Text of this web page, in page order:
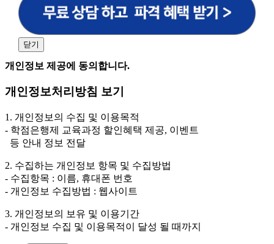
비스 신상품이나 이벤트, 최신 정보 안내 등 신청자의 취
향에 맞는 최적의 서비스를 제공하기 위함.
어, 해커스일본어, 해커스잡, 해커스금융, 해커스임용, 해커스공무
원, 해커스경찰, 해커스소방, 해커스공인중개사, 해커스주택관리
사, 해커스편입 등)
3. 개인정보 보유/이용 기간: 법령상 정하는 경우를 제
외하고는 회원탈퇴 시까지 이용 및 보관합니다. 단, 비회
원이거나 상담 시로부터 3년 이내 탈퇴하는 자의 경우,
소비자 불만 또는 분쟁처리를 위해 3년간 보관합니다.
의 경우에는 상담 신청이 제한됩니다.
닫기
개인정보 제공에 동의합니다.
개인정보처리방침 보기
1. 개인정보의 수집 및 이용목적
- 학점은행제 교육과정 할인혜택 제공, 이벤트
등 안내 정보 전달
2. 수집하는 개인정보 항목 및 수집방법
- 수집항목 : 이름, 휴대폰 번호
- 개인정보 수집방법 : 웹사이트
3. 개인정보의 보유 및 이용기간
- 개인정보 수집 및 이용목적이 달성 될 때까지